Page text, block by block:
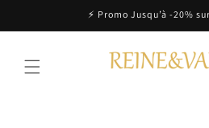
au
⚡️ Promo Jusqu’à -20%